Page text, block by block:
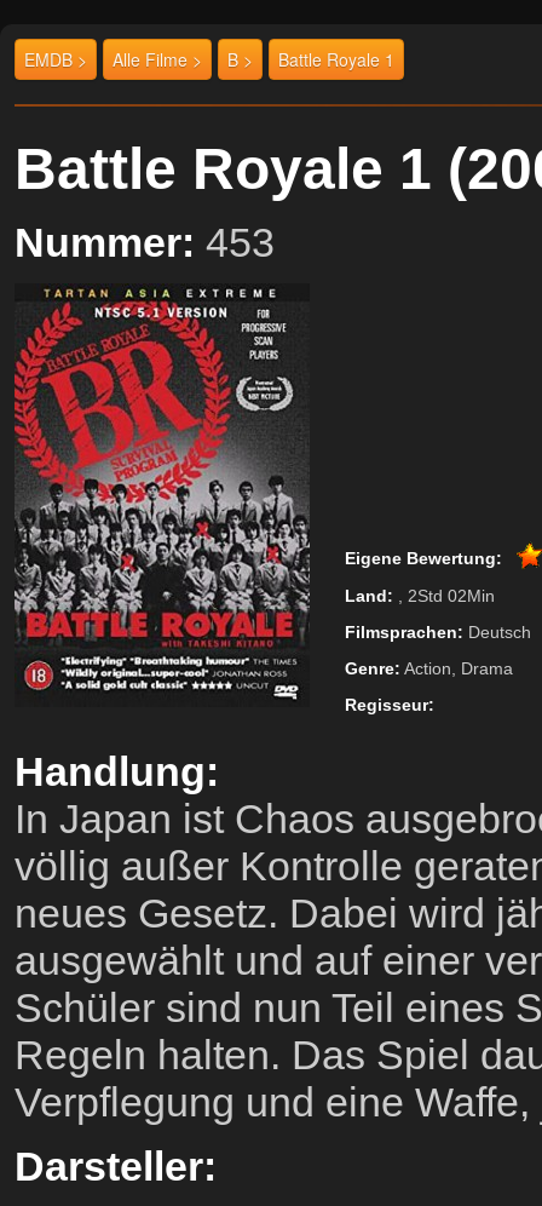
EMDB > Alle Filme > B > Battle Royale 1
Battle Royale 1
Nummer: 453
Eigene Bewertung:
Land: , 2Std 02Min
Filmsprachen: Deutsch
Genre: Action, Drama
Regisseur:
Handlung:
In Japan ist Chaos
völlig außer Kontrolle
neues Gesetz. Dabei wird
ausgewählt und auf einer
Schüler sind nun Teil eines
Regeln halten. Das Spiel
Verpflegung und eine
Darsteller: